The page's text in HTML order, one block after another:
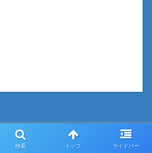
検索 トップ サイドバー